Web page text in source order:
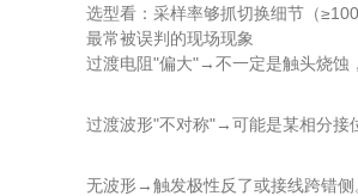
选型看：采样率够抓切换细节（
最常被误判的现场现象
过渡电阻"偏大"→不一定是触头烧蚀
过渡波形"不对称"→可能是某相分接
无波形→触发极性反了或接线跨错侧